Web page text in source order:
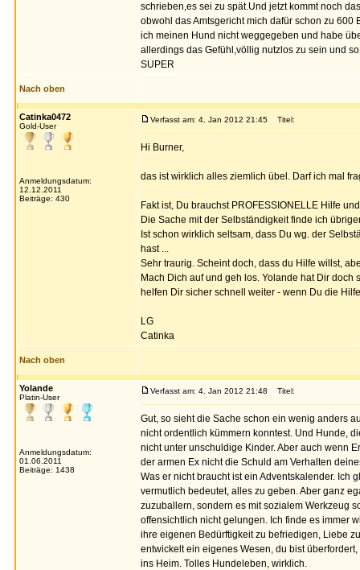
schrieben,es sei zu spät.Und jetzt kommt noch
obwohl das Amtsgericht mich dafür schon zu
ich meinen Hund nicht weggegeben und habe
allerdings das Gefühl,völlig nutzlos zu sein und
SUPER
Nach oben
Catinka0472
Gold-User
Anmeldungsdatum:
12.12.2011
Beiträge: 430
Verfasst am: 4. Jan 2012 21:45 Titel:
Hi Burner,
das ist wirklich alles ziemlich übel. Darf ich mal
Fakt ist, Du brauchst PROFESSIONELLE Hilfe
Die Sache mit der Selbständigkeit finde ich
Ist schon wirklich seltsam, dass Du wg. der
hast ...
Sehr traurig. Scheint doch, dass du Hilfe willst,
Mach Dich auf und geh los. Yolande hat Dir
helfen Dir sicher schnell weiter - wenn Du die
LG
Catinka
Nach oben
Yolande
Platin-User
Anmeldungsdatum:
01.06.2011
Beiträge: 1438
Verfasst am: 4. Jan 2012 21:48 Titel:
Gut, so sieht die Sache schon ein wenig anders
nicht ordentlich kümmern konntest. Und Hunde,
nicht unter unschuldige Kinder. Aber auch wenn
der armen Ex nicht die Schuld am Verhalten
Was er nicht braucht ist ein Adventskalender. Ich
vermutlich bedeutet, alles zu geben. Aber ganz
zuzuballern, sondern es mit sozialem Werkzeug
offensichtlich nicht gelungen. Ich finde es immer
ihre eigenen Bedürftigkeit zu befriedigen, Liebe
entwickelt ein eigenes Wesen, du bist
ins Heim. Tolles Hundeleben, wirklich.